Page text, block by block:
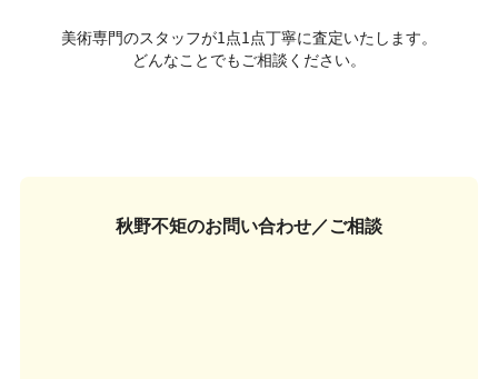
美術専門のスタッフが1点1点丁寧に査定いたします。
どんなことでもご相談ください。
秋野不矩のお問い合わせ／ご相談